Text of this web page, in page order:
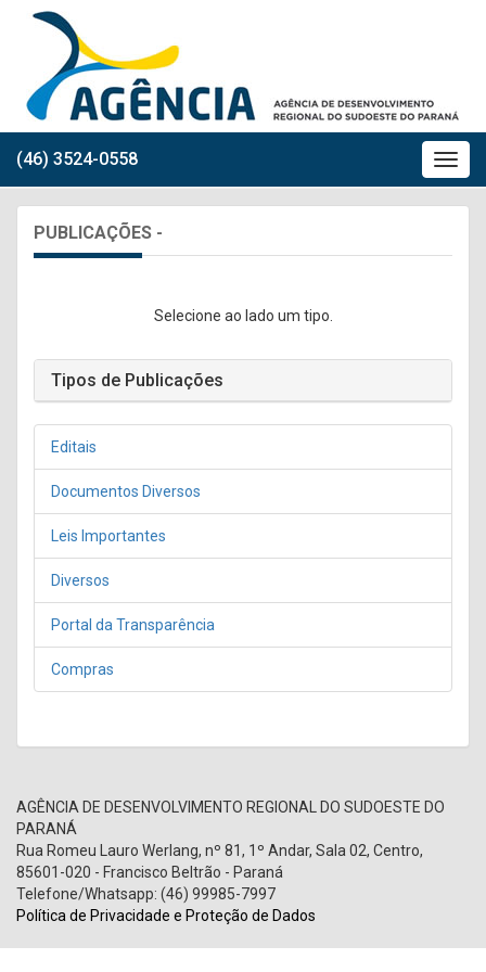
(46) 3524-0558
PUBLICAÇÕES -
Selecione ao lado um tipo.
Tipos de Publicações
Editais
Documentos Diversos
Leis Importantes
Diversos
Portal da Transparência
Compras
AGÊNCIA DE DESENVOLVIMENTO REGIONAL DO SUDOESTE DO
PARANÁ
Rua Romeu Lauro Werlang, nº 81, 1º Andar, Sala 02, Centro,
85601-020 - Francisco Beltrão - Paraná
Telefone/Whatsapp: (46) 99985-7997
Política de Privacidade e Proteção de Dados